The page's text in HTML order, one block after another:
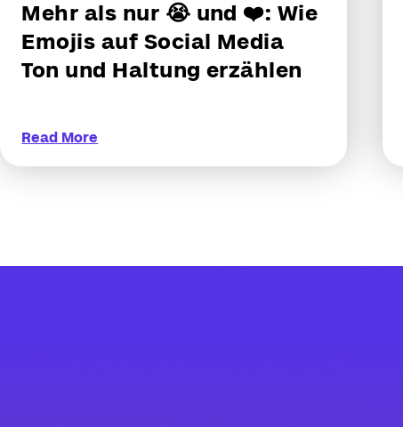
Mehr als nur 😭 und ❤️: Wie
Emojis auf Social Media
Ton und Haltung erzählen
Read More